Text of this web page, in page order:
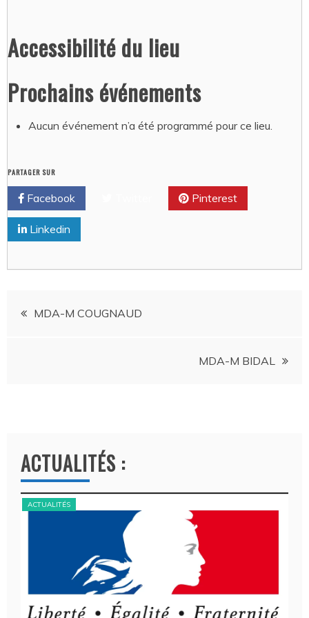
Accessibilité du lieu
Prochains événements
Aucun événement n’a été programmé pour ce lieu.
PARTAGER SUR
Facebook Pinterest
Linkedin
Navigation
MDA-M COUGNAUD
MDA-M BIDAL
ACTUALITÉS :
ACTUALITÉS